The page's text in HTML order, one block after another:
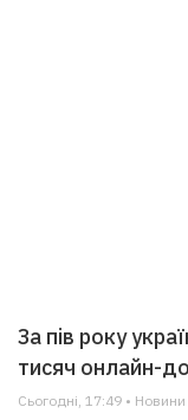
За пів року
тисяч онлайн-
Сьогодні, 17:49 • Новини